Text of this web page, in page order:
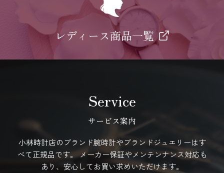
レディース商品一覧
Service
サービス案内
小林時計店のブランド腕時計やブランドジュエリーはす
べて正規品です。
メーカー保証やメンテンナンス対応も
あり、安心してお買い求めいただけます。